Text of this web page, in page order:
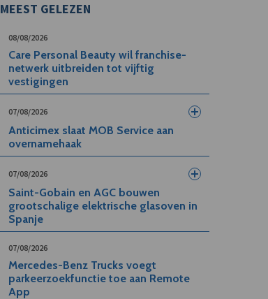
MEEST GELEZEN
08/08/2026
Care Personal Beauty wil franchise-
netwerk uitbreiden tot vijftig
vestigingen
07/08/2026
Anticimex slaat MOB Service aan
overnamehaak
07/08/2026
Saint-Gobain en AGC bouwen
grootschalige elektrische glasoven in
Spanje
07/08/2026
Mercedes-Benz Trucks voegt
parkeerzoekfunctie toe aan Remote
App